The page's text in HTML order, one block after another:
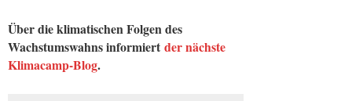
Über die klimatischen Folgen des
Wachstumswahns informiert der nächste
Klimacamp-Blog.